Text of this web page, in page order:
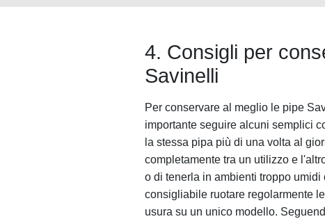
4. Consigli per
Savinelli
Per conservare al meglio le pipe
importante seguire alcuni semplici
la stessa pipa più di una volta al
completamente tra un utilizzo e
o di tenerla in ambienti troppo
consigliabile ruotare regolarmente
usura su un unico modello.